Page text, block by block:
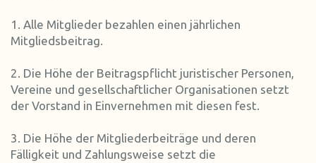
1. Alle Mitglieder bezahlen einen jährlichen
Mitgliedsbeitrag.
2. Die Höhe der Beitragspflicht juristischer Personen,
Vereine und gesellschaftlicher Organisationen setzt
der Vorstand in Einvernehmen mit diesen fest.
3. Die Höhe der Mitgliederbeiträge und deren
Fälligkeit und Zahlungsweise setzt die